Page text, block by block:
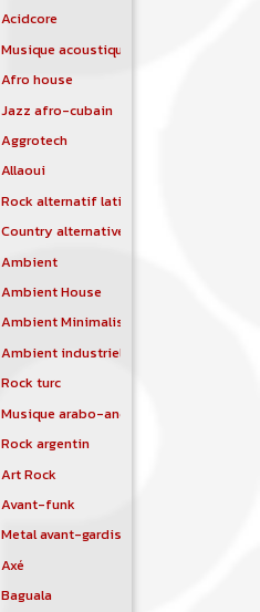
Acidcore
Musique acoustique
Afro house
Jazz afro-cubain
Aggrotech
Allaoui
Rock alternatif latino
Country alternative
Ambient
Ambient House
Ambient Minimalist
Ambient industriel
Rock turc
Musique arabo-andalouse
Rock argentin
Art Rock
Avant-funk
Metal avant-gardiste
Axé
Baguala